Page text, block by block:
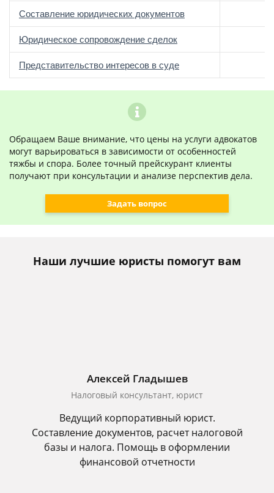
Составление юридических документов
Юридическое сопровождение сделок
Представительство интересов в суде
Обращаем Ваше внимание, что цены на услуги адвокатов
могут варьироваться в зависимости от особенностей
тяжбы и спора. Более точный прейскурант клиенты
получают при консультации и анализе перспектив дела.
Задать вопрос
Наши лучшие юристы помогут вам
Алексей Гладышев
Налоговый консультант, юрист
Ведущий корпоративный юрист.
Составление документов, расчет налоговой
базы и налога. Помощь в оформлении
финансовой отчетности